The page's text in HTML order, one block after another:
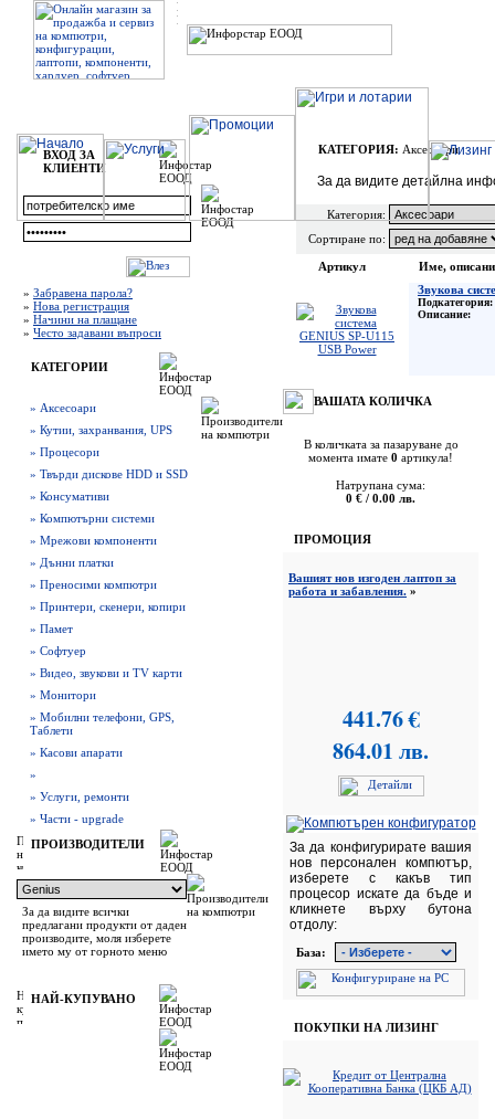
ВХОД ЗА
КЛИЕНТИ
» Забравена парола?
» Нова регистрация
» Начини на плащане
» Често задавани въпроси
КАТЕГОРИИ
» Аксесоари
» Кутии, захранвания, UPS
» Процесори
» Твърди дискове HDD и SSD
» Консумативи
» Компютърни системи
» Мрежови компоненти
» Дънни платки
» Преносими компютри
» Принтери, скенери, копири
» Памет
» Софтуер
» Видео, звукови и TV карти
» Монитори
» Мобилни телефони, GPS,
Таблети
» Касови апарати
»
» Услуги, ремонти
» Части - upgrade
ПРОИЗВОДИТЕЛИ
За да видите всички
предлагани продукти от даден
производите, моля изберете
името му от горното меню
НАЙ-КУПУВАНО
КАТЕГОРИЯ: Аксесоари
За да видите детайлна
Категория:
Сортиране по:
Артикул
Име,
Звукова
Подкатегория:
Описание:
ВАШАТА КОЛИЧКА
В количката за пазаруване до
момента имате 0 артикула!
Натрупана сума:
0 € / 0.00 лв.
ПРОМОЦИЯ
Вашият нов изгоден лаптоп за
работа и забавления. »
441.76 €
864.01 лв.
За да конфигурирате вашия
нов персонален компютър,
изберете с какъв тип
процесор искате да бъде и
кликнете върху бутона
отдолу:
База:
ПОКУПКИ НА ЛИЗИНГ